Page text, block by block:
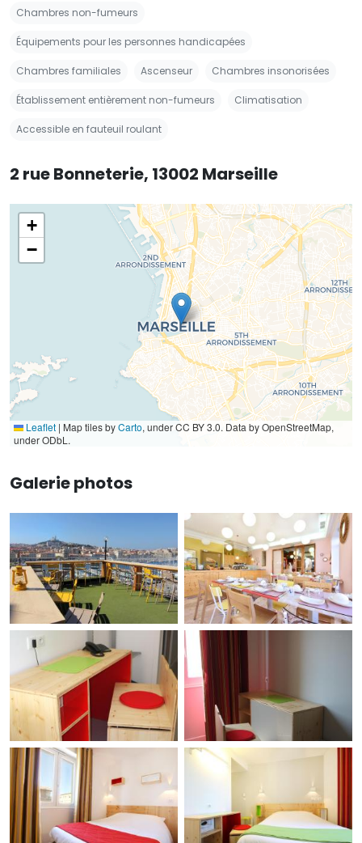
Chambres non-fumeurs
Équipements pour les personnes handicapées
Chambres familiales Ascenseur Chambres insonorisées
Établissement entièrement non-fumeurs Climatisation
Accessible en fauteuil roulant
2 rue Bonneterie, 13002 Marseille
+
−
Leaflet | Map tiles byCarto, under CC BY 3.0. Data by OpenStreetMap,
under ODbL.
Galerie photos